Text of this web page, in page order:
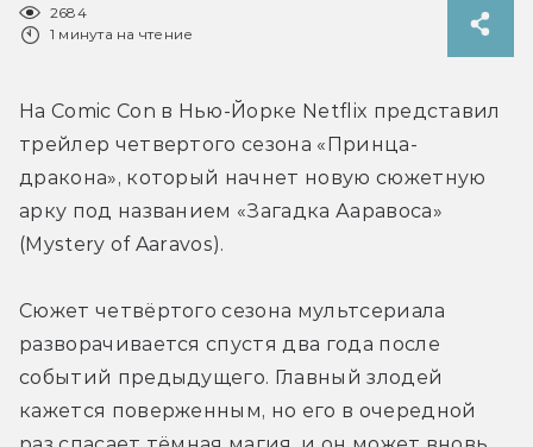
2684
1 минута на чтение
На Comic Con в Нью-Йорке Netflix представил
трейлер четвертого сезона «Принца-
дракона», который начнет новую сюжетную
арку под названием «Загадка Ааравоса»
(Mystery of Aaravos).
Сюжет четвёртого сезона мультсериала
разворачивается спустя два года после
событий предыдущего. Главный злодей
кажется поверженным, но его в очередной